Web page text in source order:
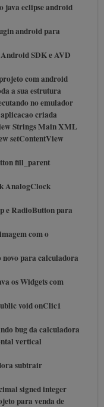
java eclipse android
android para
SDK e AVD
com android
a sua estrutura
no emulador
criada
Strings Main XML
setContentView
fill_parent
AnalogClock
e RadioButton para
com o
para calculadora
os Widgets com
void onClic1
bug da calculadora
vertical
subtrair
signed integer
para venda de